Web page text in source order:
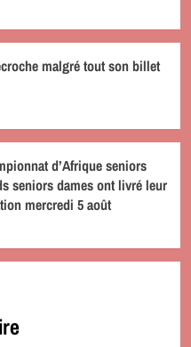
malgré tout son billet
d’Afrique seniors
seniors dames ont livré leur
mercredi 5 août